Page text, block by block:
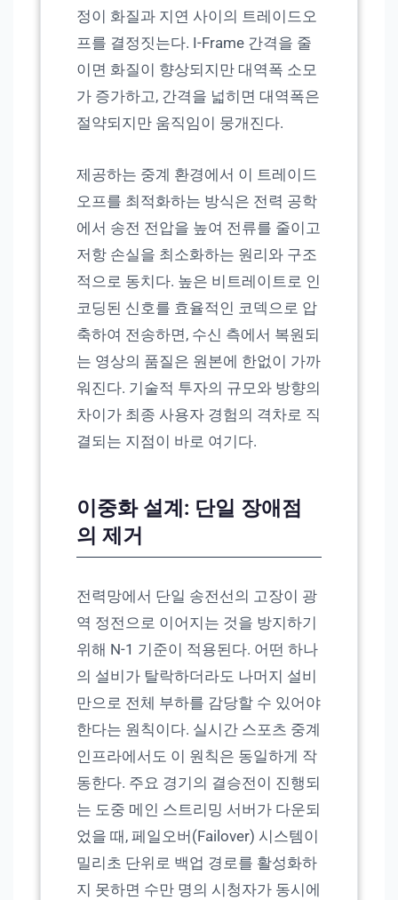
정이 화질과 지연 사이의 트레이드오
프를 결정짓는다. I-Frame 간격을 줄
이면 화질이 향상되지만 대역폭 소모
가 증가하고, 간격을 넓히면 대역폭은
절약되지만 움직임이 뭉개진다.
제공하는 중계 환경에서 이 트레이드
오프를 최적화하는 방식은 전력 공학
에서 송전 전압을 높여 전류를 줄이고
저항 손실을 최소화하는 원리와 구조
적으로 동치다. 높은 비트레이트로 인
코딩된 신호를 효율적인 코덱으로 압
축하여 전송하면, 수신 측에서 복원되
는 영상의 품질은 원본에 한없이 가까
워진다. 기술적 투자의 규모와 방향의
차이가 최종 사용자 경험의 격차로 직
결되는 지점이 바로 여기다.
이중화 설계: 단일 장애점
의 제거
전력망에서 단일 송전선의 고장이 광
역 정전으로 이어지는 것을 방지하기
위해 N-1 기준이 적용된다. 어떤 하나
의 설비가 탈락하더라도 나머지 설비
만으로 전체 부하를 감당할 수 있어야
한다는 원칙이다. 실시간 스포츠 중계
인프라에서도 이 원칙은 동일하게 작
동한다. 주요 경기의 결승전이 진행되
는 도중 메인 스트리밍 서버가 다운되
었을 때, 페일오버(Failover) 시스템이
밀리초 단위로 백업 경로를 활성화하
지 못하면 수만 명의 시청자가 동시에